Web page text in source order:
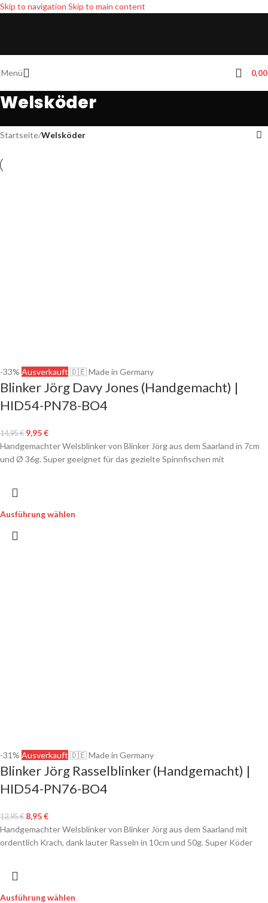
Skip to navigation Skip to main content
Menü
Welsköder
Startseite/Welsköder
-33% Ausverkauft 🇩🇪 Made in Germany
Blinker Jörg Davy Jones (Handgemacht) |
HID54-PN78-BO4
14,95€ 9,95€
Handgemachter Welsblinker von Blinker Jörg aus dem Saarland in 7cm
und Ø 36g. Super geeignet für das gezielte Spinnfischen mit
Ausführung wählen
-31% Ausverkauft 🇩🇪 Made in Germany
Blinker Jörg Rasselblinker (Handgemacht) |
HID54-PN76-BO4
12,95€ 8,95€
Handgemachter Welsblinker von Blinker Jörg aus dem Saarland mit
ordentlich Krach, dank lauter Rasseln in 10cm und 50g. Super Köder
Ausführung wählen